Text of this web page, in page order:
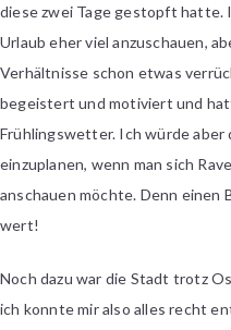
diese zwei Tage gestopft hatte.
Urlaub eher viel anzuschauen,
Verhältnisse schon etwas
begeistert und motiviert und
Frühlingswetter. Ich würde aber
einzuplanen, wenn man sich
anschauen möchte. Denn einen
wert!
Noch dazu war die Stadt trotz
ich konnte mir also alles recht